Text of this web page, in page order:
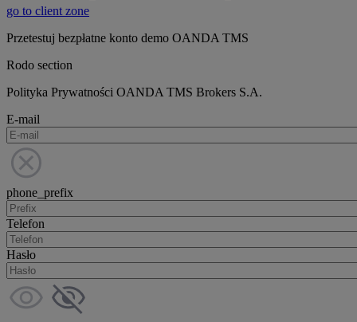
go to client zone
Przetestuj bezpłatne konto demo OANDA TMS
Rodo section
Polityka Prywatności OANDA TMS Brokers S.A.
E-mail
phone_prefix
Telefon
Hasło